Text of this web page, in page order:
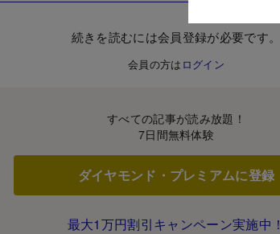
続きを読むには会員登録が必要です。
会員の方は ログイン
すべての記事が読み放題！
7日間無料体験
ダイヤモンド・プレミアムに登録
最大1万円割引キャンペーン実施中！